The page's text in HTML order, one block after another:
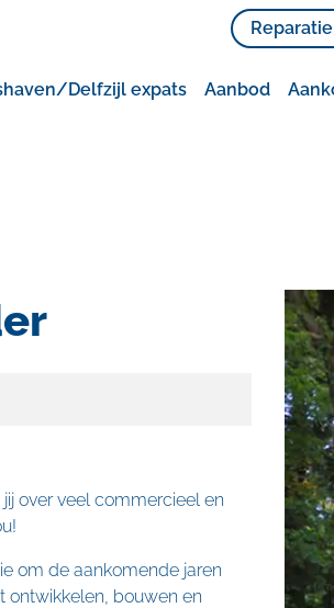
Delfzijl expats Aanbod
over veel commercieel en
om de aankomende jaren
ontwikkelen, bouwen en